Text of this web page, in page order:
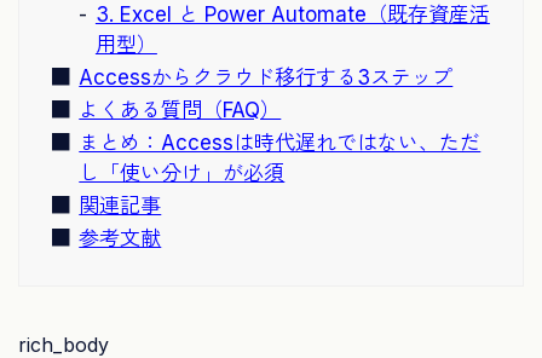
3. Excel と Power Automate（既存資産活
用型）
Accessからクラウド移行する3ステップ
よくある質問（FAQ）
まとめ：Accessは時代遅れではない、ただ
し「使い分け」が必須
関連記事
参考文献
rich_body